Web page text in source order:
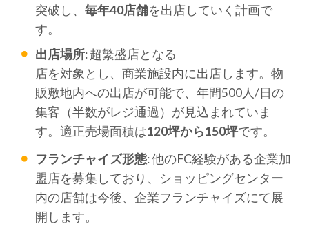
突破し、 毎年40店舗を出店していく計画で
す。
出店場所: 超繁盛店となる
店を対象とし、商業施設内に出店します。物
販敷地内への出店が可能で、年間500人/日の
集客（半数がレジ通過）が見込まれていま
す。適正売場面積は120坪から150坪です。
フランチャイズ形態: 他のFC経験がある企業加
盟店を募集しており、ショッピングセンター
内の店舗は今後、企業フランチャイズにて展
開します。